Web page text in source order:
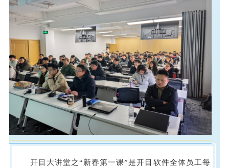
开目大讲堂之“新春第一课”是开目软件全体员工每